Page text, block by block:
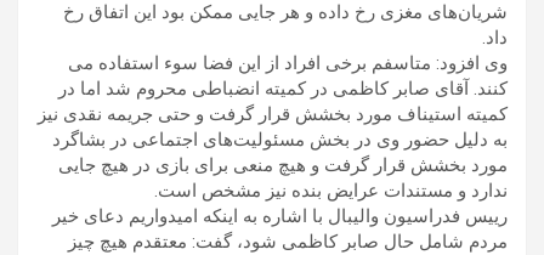
شریان‌های مغزی رخ داده و هر جایی ممکن بود این اتفاق رخ
داد.
وی افزود: متاسفم برخی افراد از این فضا سوء استفاده می
کنند. آقای صابر کاظمی در کمیته انضباطی محروم شد اما در
کمیته استیناف مورد بخشش قرار گرفت و حتی جریمه نقدی نیز
به دلیل حضور وی در بخش مسئولیت‌های اجتماعی در بشاگرد
مورد بخشش قرار گرفت و هیچ منعی برای بازی در هیچ جایی
ندارد و مستندات عرایض بنده نیز مشخص است.
رییس فدراسیون والیبال با اشاره به اینکه امیدواریم دعای خیر
مردم شامل حال صابر کاظمی شود، گفت: معتقدم هیچ چیز